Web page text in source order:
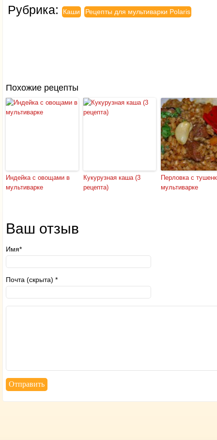
Рубрика: Каши Рецепты для мультиварки Polaris
Похожие рецепты
Индейка с овощами в
мультиварке
Кукурузная каша (3
рецепта)
Перловка с
мультиварке
Ваш отзыв
Имя*
Почта (скрыта) *